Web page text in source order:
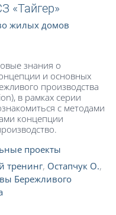
«Тайгер»
жилых домов
знания о
и основных
производства
в рамках серии
с методами
концепции
проекты
тренинг, Остапчук О.,
Бережливого